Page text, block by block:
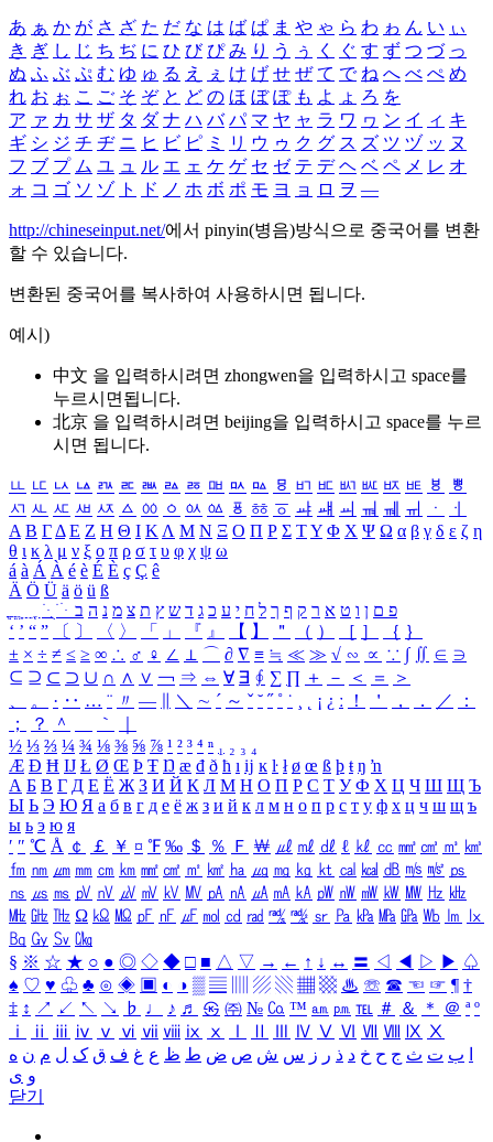
あ ぁ か が さ ざ た だ な は ば ぱ ま や ゃ ら わ ゎ ん い ぃ
き ぎ し じ ち ぢ に ひ び ぴ み り う ぅ く ぐ す ず つ づ っ
ぬ ふ ぶ ぷ む ゆ ゅ る え ぇ け げ せ ぜ て で ね へ べ ぺ め
れ お ぉ こ ご そ ぞ と ど の ほ ぼ ぽ も よ ょ ろ を
ア ァ カ サ ザ タ ダ ナ ハ バ パ マ ヤ ャ ラ ワ ヮ ン イ ィ キ
ギ シ ジ チ ヂ ニ ヒ ビ ピ ミ リ ウ ゥ ク グ ス ズ ツ ヅ ッ ヌ
フ ブ プ ム ユ ュ ル エ ェ ケ ゲ セ ゼ テ デ ヘ ベ ペ メ レ オ
ォ コ ゴ ソ ゾ ト ド ノ ホ ボ ポ モ ヨ ョ ロ ヲ ―
http://chineseinput.net/에서 pinyin(병음)방식으로 중국어를 변환
할 수 있습니다.
변환된 중국어를 복사하여 사용하시면 됩니다.
예시)
中文 을 입력하시려면 zhongwen을 입력하시고 space를
누르시면됩니다.
北京 을 입력하시려면 beijing을 입력하시고 space를 누르
시면 됩니다.
ㅥ ㅦ ㅧ ㅨ ㅩ ㅪ ㅫ ㅬ ㅭ ㅮ ㅯ ㅰ ㅱ ㅲ ㅳ ㅴ ㅵ ㅶ ㅷ ㅸ
ㅹ
ㅺ ㅻ ㅼ ㅽ ㅾ ㅿ ㆀ ㆁ ㆂ ㆃ ㆄ ㆅ ㆆ ㆇ ㆈ ㆉ ㆊ ㆋ ㆌ ㆍ
ㆎ
Α Β ΓΔ Ε Ζ Η Θ Ι ΚΛ Μ Ν Ξ Ο Π Ρ Σ ΤΥ Φ Χ Ψ Ω α β γ δ ε ζ η
θ ι κ λ μ ν ξ ο π ρ σ τ υ φ χ ψ ω
á à Á À é è É È ç Ç ê
Ä Ö Ü ä ö ü ß
ִֶֹ ֻּ ׁׂ פ ם ן ו ט א ר ק ף ך ל ח י ע כ ג ד ש ץ ת צ מ נ ה ב
‘ ’ “ ” 〔 〕 〈 〉 「 」 『 』 【 】 ＂ （ ） ［ ］ ｛ ｝
± × ÷ ≠ ≤ ≥ ∞ ∴ ♂ ♀ ∠ ⊥ ⌒ ∂ ∇ ≡ ≒ ≪ ≫ √ ∽ ∝ ∵ ∫ ∬ ∈ ∋
⊆ ⊇ ⊂ ⊃ ∪ ∩ ∧ ∨ ￢ ⇒ ⇔ ∀ ∃ ∮ ∑ ∏ ＋ － ＜ ＝
＞
、
。 · ‥ … ¨ 〃 ― ＼ ∼ ´ ～ ˇ ˘ ˝ ˚ ˙ ¸ ¡ ¿ ː ！ ＇ ， ． ／
：
；
？ ＾ ｀
½ ⅓ ⅔ ¼ ¾ ⅛ ⅜ ⅝ ⅞ ¹ ² ³ ⁴ ⁿ ₁ ₂ ₃ ₄
Æ Ð Ħ Ĳ Ł Ø Œ Þ Ŧ Ŋ æ đ ð ħ ı ĳ ĸ ŀ ł ø œ ß þ ŧ ŋ ŉ
А Б В Г Д Е Ё Ж З И Й К Л М Н О П Р С Т У Ф Х Ц Ч Ш Щ Ъ
Ы Ь Э Ю Я а б в г д е ё ж з и й к л м н о п р с т у ф х ц ч ш щ ъ
ы ь э ю я
′ ″ ℃ Å ￠ ￡ ￥ ¤ ℉ ‰ ＄ ％ Ｆ ￦ ㎕ ㎖ ㎗ ℓ ㎘ ㏄ ㎣ ㎤ ㎥ ㎦
㎙ ㎚ ㎛ ㎜ ㎝ ㎞ ㎟ ㎠ ㎡ ㎢ ㏊ ㎍ ㎎ ㎏ ㏏ ㎈ ㎉ ㏈ ㎧ ㎨ ㎰
㎱ ㎲ ㎳ ㎴ ㎵ ㎶ ㎷ ㎸ ㎹ ㎀ ㎁ ㎂ ㎃ ㎄ ㎺ ㎻ ㎽ ㎾ ㎿ ㎐ ㎑
㎒ ㎓ ㎔ Ω ㏀ ㏁ ㎊ ㎋ ㎌ ㏖ ㏅ ㎭ ㎮ ㎯ ㏛ ㎩ ㎪ ㎫ ㎬ ㏝ ㏐
㏓
㏃ ㏉ ㏜ ㏆
§ ※ ☆ ★ ○ ● ◎ ◇ ◆ □ ■ △ ▽ → ← ↑ ↓ ↔ 〓 ◁ ◀ ▷ ▶ ♤
♠ ♡ ♥ ♧ ♣ ⊙ ◈ ▣ ◐ ◑ ▒ ▤ ▨ ▧ ▦ ▩ ♨ ☏ ☎ ☜ ☞ ¶ †
‡ ↕ ↗ ↙ ↖ ↘ ♭ ♩ ♪ ♬ ㉿ ㈜ № ㏇ ™ ㏂ ㏘ ℡ ＃ ＆ ＊ ＠ ª º
ⅰ
ⅱ ⅲ ⅳ ⅴ ⅵ ⅶ ⅷ ⅸ ⅹ Ⅳ Ⅴ Ⅵ Ⅶ Ⅷ Ⅸ Ⅹ
ب ت ث ج ح خ د ذ ر ز س ش ص ض ط ظ ع غ ف ق ک ل م ن ه
و ی
닫기